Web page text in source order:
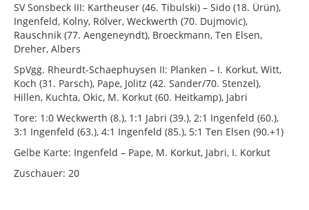
SV Sonsbeck III: Kartheuser (46. Tibulski) – Sido (18. Ürün),
Ingenfeld, Kolny, Rölver, Weckwerth (70. Dujmovic),
Rauschnik (77. Aengeneyndt), Broeckmann, Ten Elsen,
Dreher, Albers
SpVgg. Rheurdt-Schaephuysen II: Planken – I. Korkut, Witt,
Koch (31. Parsch), Pape, Jolitz (42. Sander/70. Stenzel),
Hillen, Kuchta, Okic, M. Korkut (60. Heitkamp), Jabri
Tore: 1:0 Weckwerth (8.), 1:1 Jabri (39.), 2:1 Ingenfeld (60.),
3:1 Ingenfeld (63.), 4:1 Ingenfeld (85.), 5:1 Ten Elsen (90.+1)
Gelbe Karte: Ingenfeld – Pape, M. Korkut, Jabri, I. Korkut
Zuschauer: 20